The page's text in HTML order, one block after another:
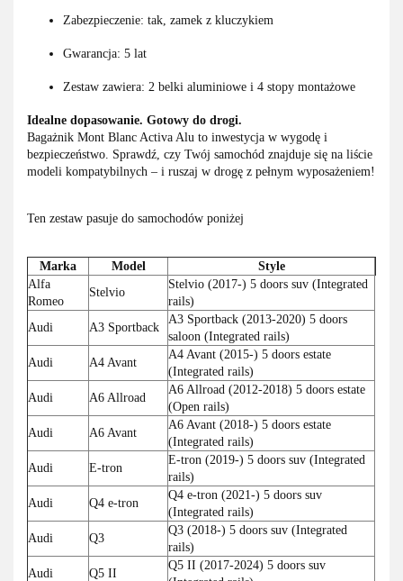
Zabezpieczenie: tak, zamek z kluczykiem
Gwarancja: 5 lat
Zestaw zawiera: 2 belki aluminiowe i 4 stopy montażowe
Idealne dopasowanie. Gotowy do drogi.
Bagażnik Mont Blanc Activa Alu to inwestycja w wygodę i
bezpieczeństwo. Sprawdź, czy Twój samochód znajduje się na liście
modeli kompatybilnych – i ruszaj w drogę z pełnym wyposażeniem!
Ten zestaw pasuje do samochodów poniżej
Marka Model
Style
Alfa
Romeo
Stelvio
Stelvio (2017-) 5 doors suv (Integrated
rails)
Audi
A3 Sportback
A3 Sportback (2013-2020) 5 doors
saloon (Integrated rails)
Audi
A4 Avant
A4 Avant (2015-) 5 doors estate
(Integrated rails)
Audi
A6 Allroad
A6 Allroad (2012-2018) 5 doors estate
(Open rails)
Audi
A6 Avant
A6 Avant (2018-) 5 doors estate
(Integrated rails)
Audi
E-tron
E-tron (2019-) 5 doors suv (Integrated
rails)
Audi
Q4 e-tron
Q4 e-tron (2021-) 5 doors suv
(Integrated rails)
Audi
Q3
Q3 (2018-) 5 doors suv (Integrated
rails)
Audi
Q5 II
Q5 II (2017-2024) 5 doors suv